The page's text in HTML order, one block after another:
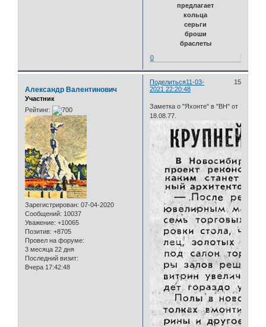
предлагает
кольца
серьги
броши
браслеты
0
Поделиться 15
11-03-
2021 22:20:48
Александр Валентинович
Участник
Рейтинг:
Зарегистрирован: 07-04-2020
Сообщений: 10037
Уважение: +10065
Позитив: +8705
Провел на форуме:
3 месяца 22 дня
Последний визит:
Вчера 17:42:48
Заметка о "Яхонте" в "ВН" от
18.08.77.